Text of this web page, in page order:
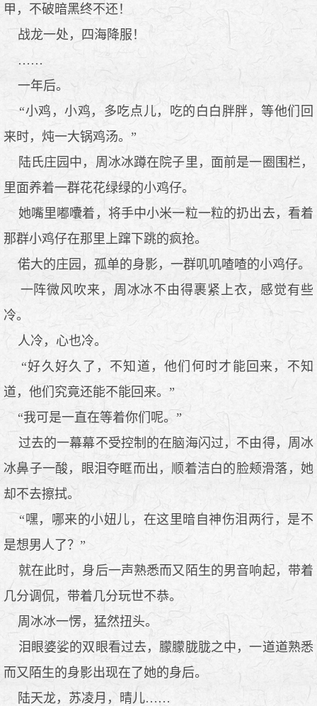
甲，不破暗黑终不还！
战龙一处，四海降服！
……
一年后。
“小鸡，小鸡，多吃点儿，吃的白白胖胖，等他们回
来时，炖一大锅鸡汤。”
陆氏庄园中，周冰冰蹲在院子里，面前是一圈围栏，
里面养着一群花花绿绿的小鸡仔。
她嘴里嘟囔着，将手中小米一粒一粒的扔出去，看着
那群小鸡仔在那里上蹿下跳的疯抢。
偌大的庄园，孤单的身影，一群叽叽喳喳的小鸡仔。
一阵微风吹来，周冰冰不由得裹紧上衣，感觉有些
冷。
人冷，心也冷。
“好久好久了，不知道，他们何时才能回来，不知
道，他们究竟还能不能回来。”
“我可是一直在等着你们呢。”
过去的一幕幕不受控制的在脑海闪过，不由得，周冰
冰鼻子一酸，眼泪夺眶而出，顺着洁白的脸颊滑落，她
却不去擦拭。
“嘿，哪来的小妞儿，在这里暗自神伤泪两行，是不
是想男人了？”
就在此时，身后一声熟悉而又陌生的男音响起，带着
几分调侃，带着几分玩世不恭。
周冰冰一愣，猛然扭头。
泪眼婆娑的双眼看过去，朦朦胧胧之中，一道道熟悉
而又陌生的身影出现在了她的身后。
陆天龙，苏凌月，晴儿……